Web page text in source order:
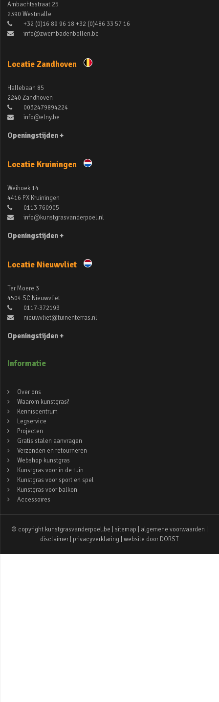
Ambachtsstraat 25
2390 Westmalle
+32 (0)16 89 96 18 +32 (0)486 33 57 16
info@zwembadenbollen.be
Locatie Zandhoven
Hallebaan 85
2240 Zandhoven
0032479894224
info@elny.be
Openingstijden +
Locatie Kruiningen
Weihoek 14
4416 PX Kruiningen
0113-760905
info@kunstgrasvanderpoel.nl
Openingstijden +
Locatie Nieuwvliet
Ter Moere 3
4504 SC Nieuwvliet
0117-372193
nieuwvliet@tuinenterras.nl
Openingstijden +
Informatie
Over ons
Waarom kunstgras?
Kenniscentrum
Legservice
Projecten
Gratis stalen aanvragen
Verzenden en retourneren
Webshop kunstgras
Kunstgras voor in de tuin
Kunstgras voor sport en spel
Kunstgras voor balkon
Accessoires
© copyright kunstgrasvanderpoel.be | sitemap algemene voorwaarden
disclaimer
privacyverklaring | website door DORST